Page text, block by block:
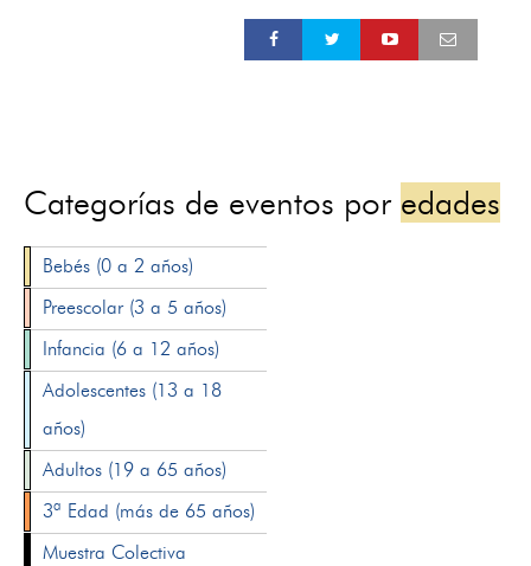
Categorías de eventos por edades
Bebés (0 a 2 años)
Preescolar (3 a 5 años)
Infancia (6 a 12 años)
Adolescentes (13 a 18
años)
Adultos (19 a 65 años)
3ª Edad (más de 65 años)
Muestra Colectiva